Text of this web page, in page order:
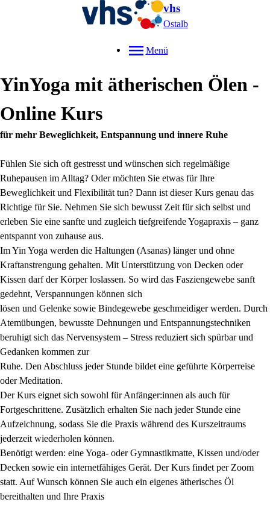
vhs
Ostalb
Menü
YinYoga mit ätherischen Ölen -
Online Kurs
für mehr Beweglichkeit, Entspannung und innere Ruhe
Fühlen Sie sich oft gestresst und wünschen sich regelmäßige
Ruhepausen im Alltag? Oder möchten Sie etwas für Ihre
Beweglichkeit und Flexibilität tun? Dann ist dieser Kurs genau das
Richtige für Sie. Nehmen Sie sich bewusst Zeit für sich selbst und
erleben Sie eine sanfte und zugleich tiefgreifende Yogapraxis – ganz
entspannt von zuhause aus.
Im Yin Yoga werden die Haltungen (Asanas) länger und ohne
Kraftanstrengung gehalten. Mit Unterstützung von Decken oder
Kissen darf der Körper loslassen. So wird das Fasziengewebe sanft
gedehnt, Verspannungen können sich
lösen und Gelenke sowie Bindegewebe geschmeidiger werden. Durch
Atemübungen, bewusste Dehnungen und Entspannungstechniken
beruhigt sich das Nervensystem – Stress reduziert sich spürbar und
Gedanken kommen zur
Ruhe. Den Abschluss jeder Stunde bildet eine geführte Körperreise
oder Meditation.
Der Kurs eignet sich sowohl für Anfänger:innen als auch für
Fortgeschrittene. Zusätzlich erhalten Sie nach jeder Stunde eine
Aufzeichnung, sodass Sie die Praxis während des Kurszeitraums
jederzeit wiederholen können.
Benötigt werden: eine Yoga- oder Gymnastikmatte, Kissen und/oder
Decken sowie ein internetfähiges Gerät. Der Kurs findet per Zoom
statt. Auf Wunsch können Sie auch ein eigenes ätherisches Öl
bereithalten und Ihre Praxis